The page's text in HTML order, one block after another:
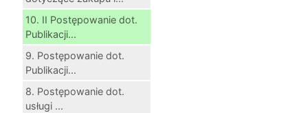
10. II Postępowanie dot.
Publikacji...
9. Postępowanie dot.
Publikacji...
8. Postępowanie dot.
usługi ...